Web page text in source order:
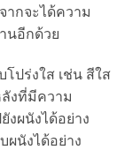
ากจะได้ความ
นอีกด้วย
ปร่งใส เช่น สีใส
งที่มีความ
งผนังได้อย่าง
ผนังได้อย่าง